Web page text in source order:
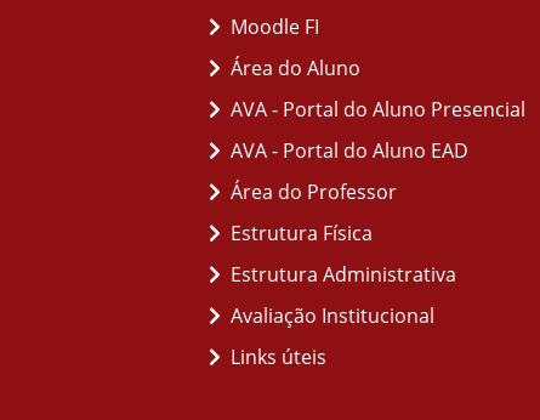
Moodle FI
Área do Aluno
AVA - Portal do Aluno Presencial
AVA - Portal do Aluno EAD
Área do Professor
Estrutura Física
Estrutura Administrativa
Avaliação Institucional
Links úteis